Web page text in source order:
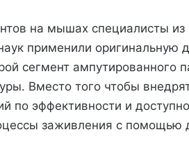
на мышах специалисты
применили оригинальную
сегмент ампутированного
Вместо того чтобы
по эффективности и
заживления с помощью